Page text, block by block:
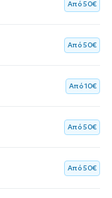
Aπό 50€
Aπό 50€
Aπό 10€
Aπό 50€
Aπό 50€